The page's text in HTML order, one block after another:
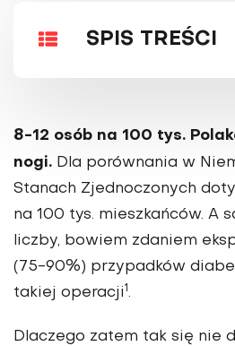
SPIS TREŚCI
8-12 osób na 100 tys.
nogi. Dla porównania w
Stanach Zjednoczonych
na 100 tys. mieszkańców. A
liczby, bowiem zdaniem
(75-90%) przypadków
takiej operacji1.
Dlaczego zatem tak się nie